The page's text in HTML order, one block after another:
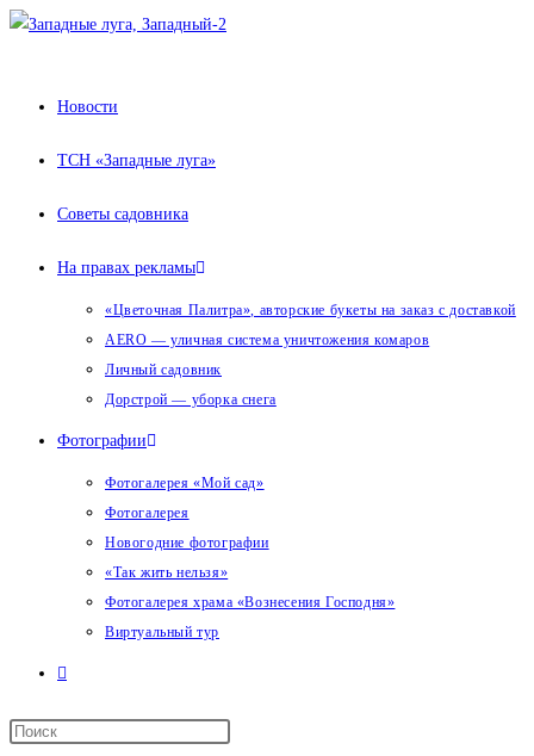
Перейти
Новости
ТСН «Западные луга»
Советы садовника
На правах рекламы
«Цветочная Палитра», авторские букеты на заказ с доставкой
AERO — уличная система уничтожения комаров
Личный садовник
Дорстрой — уборка снега
Фотографии
Фотогалерея «Мой сад»
Фотогалерея
Новогодние фотографии
«Так жить нельзя»
Фотогалерея храма «Вознесения Господня»
Виртуальный тур
Переключить
поиск